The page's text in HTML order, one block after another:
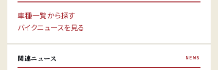
車種一覧から探す
バイクニュースを見る
関連ニュース NEWS
※画像はイ